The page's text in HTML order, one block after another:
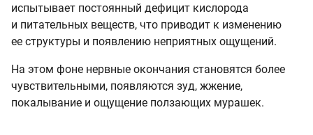
испытывает постоянный дефицит кислорода
и питательных веществ, что приводит к изменению
ее структуры и появлению неприятных ощущений.
На этом фоне нервные окончания становятся более
чувствительными, появляются зуд, жжение,
покалывание и ощущение ползающих мурашек.